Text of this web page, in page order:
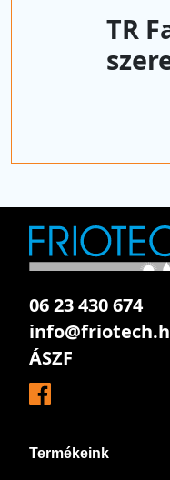
TR
06 23 430 674
ÁSZF
Termékeink